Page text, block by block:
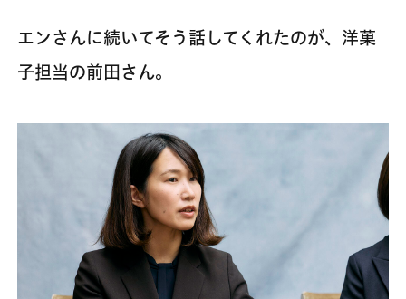
エンさんに続いてそう話してくれたのが、洋菓
子担当の前田さん。